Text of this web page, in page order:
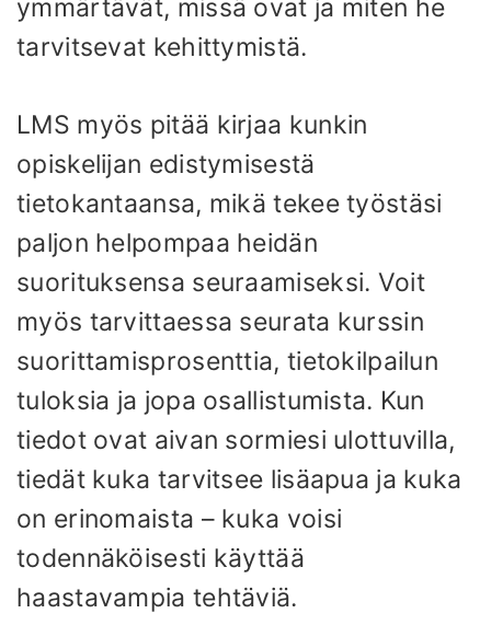
ymmärtävät, missä ovat ja miten he
tarvitsevat kehittymistä.
LMS myös pitää kirjaa kunkin
opiskelijan edistymisestä
tietokantaansa, mikä tekee työstäsi
paljon helpompaa heidän
suorituksensa seuraamiseksi. Voit
myös tarvittaessa seurata kurssin
suorittamisprosenttia, tietokilpailun
tuloksia ja jopa osallistumista. Kun
tiedot ovat aivan sormiesi ulottuvilla,
tiedät kuka tarvitsee lisäapua ja kuka
on erinomaista – kuka voisi
todennäköisesti käyttää
haastavampia tehtäviä.